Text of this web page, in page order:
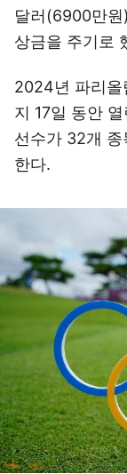
달러(6900만
상금을 주기로
2024년 파리올
지 17일 동안
선수가 32개
한다.